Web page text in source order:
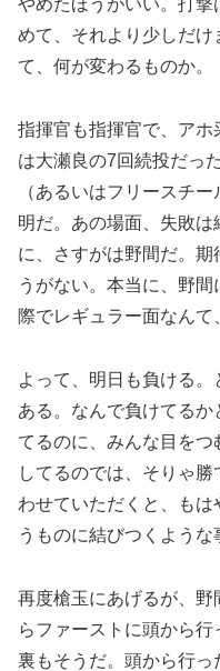
やめたほうがいい。打
めて、それより少しだけ
て、何が変わるものか。
指揮官も指揮官で、ア
は大瀬良の7回続投だっ
（あるいはフリースチ
明だ。あの場面、失敗
に、さすがは野間だ。
うがない。本当に、野
際でレギュラー面なんて
よって、明日も負ける
ある。なんで負けてる
てるのに、みんな目を
してるのでは、そりゃ
わせていただくと、も
うものに結びつくような
再度槍玉にあげるが、
らファーストに頭から
裏もそうだ。頭から行